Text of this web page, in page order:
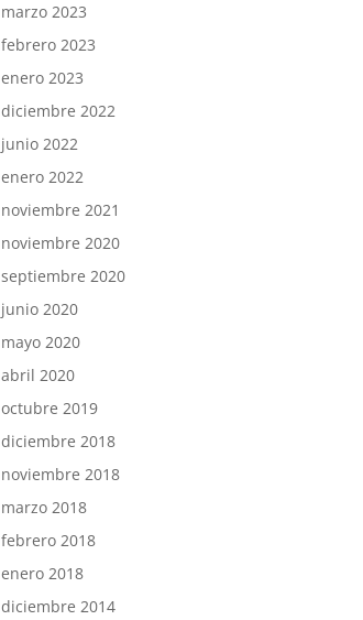
marzo 2023
febrero 2023
enero 2023
diciembre 2022
junio 2022
enero 2022
noviembre 2021
noviembre 2020
septiembre 2020
junio 2020
mayo 2020
abril 2020
octubre 2019
diciembre 2018
noviembre 2018
marzo 2018
febrero 2018
enero 2018
diciembre 2014